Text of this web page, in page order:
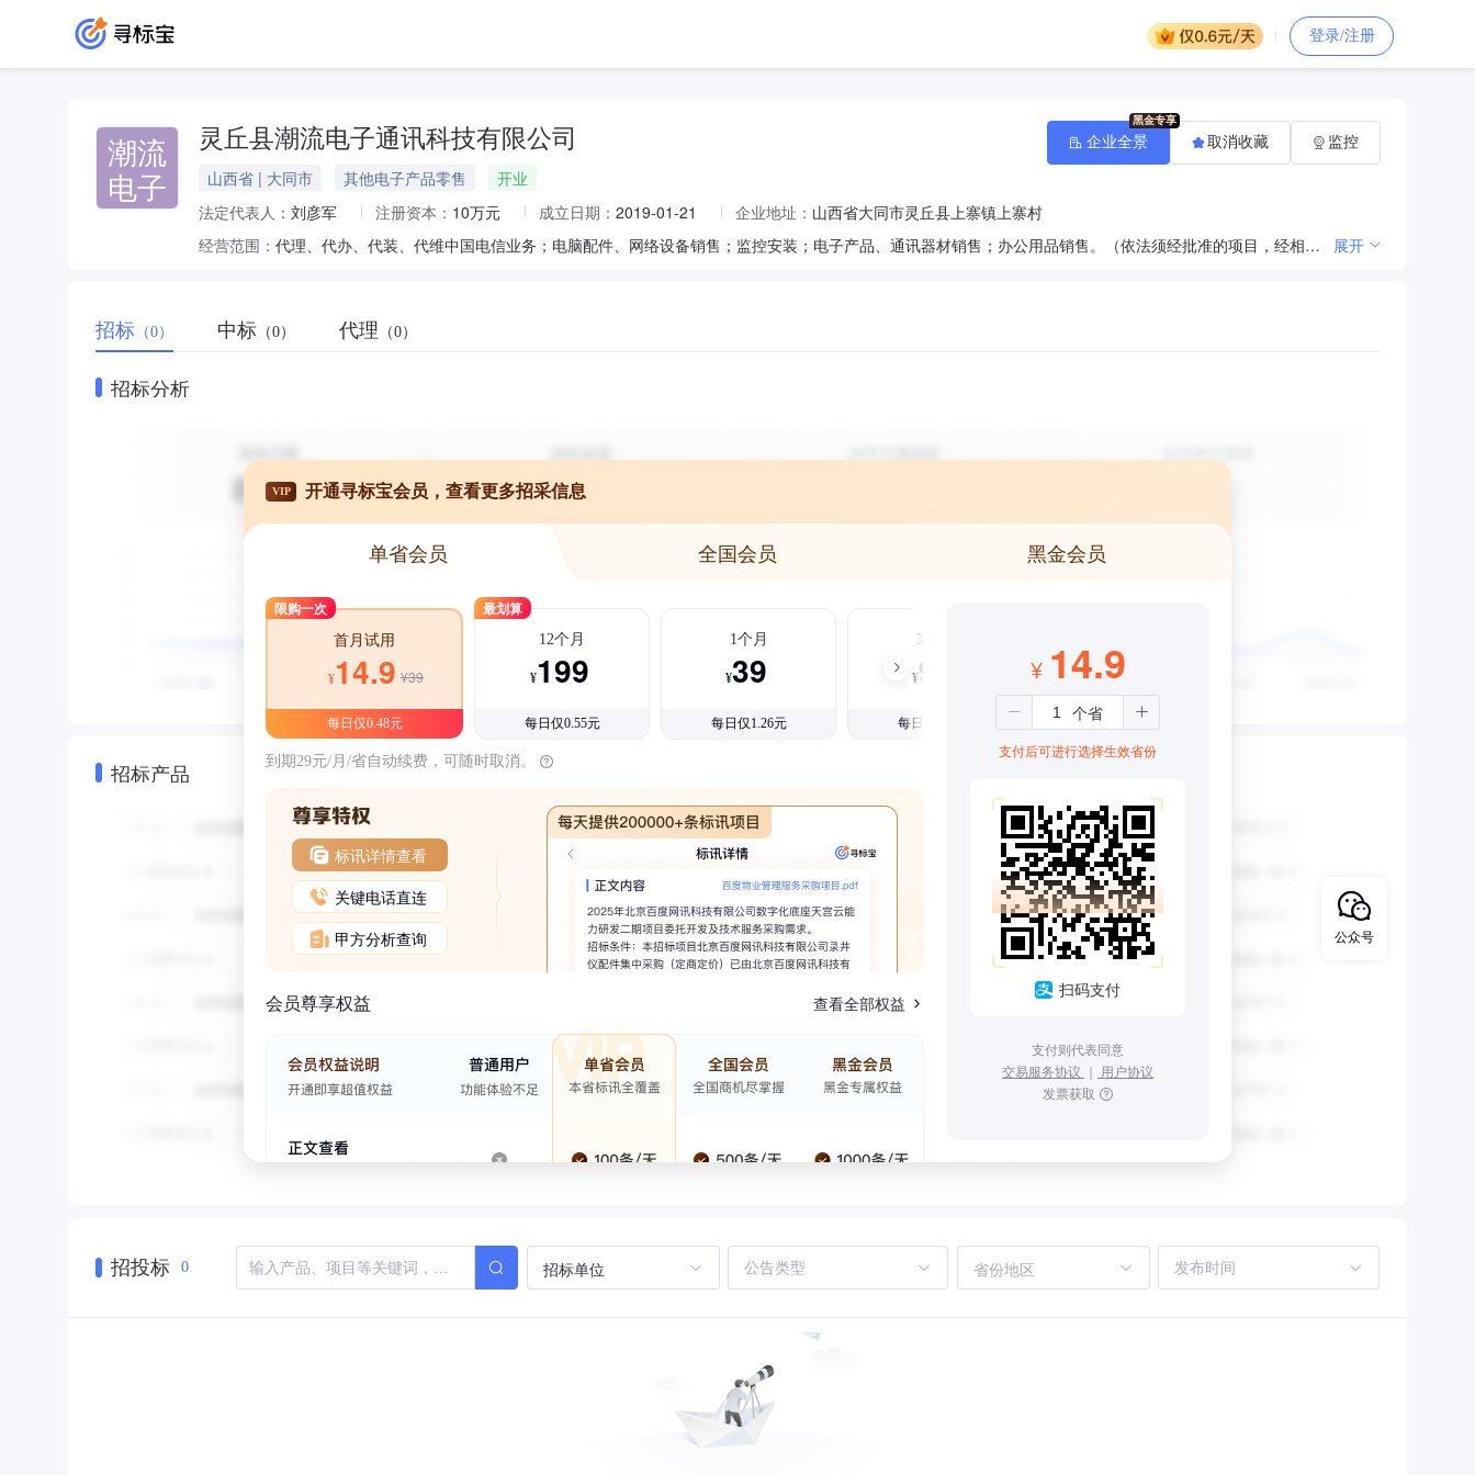
登录/注册
潮流
电子
灵丘县潮流电子通讯科技有限公司
山西省 | 大同市 其他电子产品零售
开业
法定代表人： 刘彦军 注册资本： 10万元 成立日期： 2019-01-21 企业地址： 山西省大同市灵丘县上寨镇上寨村
经营范围：
代理、代办、代装、代维中国电信业务；电脑配件、网络设备销售；监控安装；电子产品、通讯器材销售；办公用品销售。（依法须经批准的项目，经相关部门批准后方可开展经营活动） 展开
企业全景 取消收藏 监控
招标 （0） 中标 （0） 代理 （0）
招标分析
招标产品
VIP 开通寻标宝会员，查看更多招采信息
单省会员 全国会员 黑金会员
限购一次
首月试用
¥14.9 ¥39
每日仅0.48元
最划算
12个月
¥199
每日仅0.55元
1个月
¥39
每日仅1.26元
3个月
¥99
每日仅1.08元
到期29元/月/省自动续费，可随时取消。
标讯详情查看
关键电话直连
甲方分析查询
会员尊享权益 查看全部权益
¥ 14.9
支付后可进行选择生效省份
扫码支付
支付则代表同意
交易服务协议 ｜ 用户协议
发票获取
招投标 0 招标单位 省份地区
公众号